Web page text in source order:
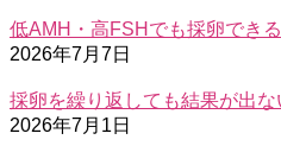
低AMH・高FSHでも採卵でき
2026年7月7日
採卵を繰り返しても結果が出
2026年7月1日